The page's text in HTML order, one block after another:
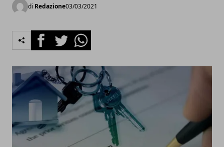
di Redazione03/03/2021
FacebookTwitterWhatsapp